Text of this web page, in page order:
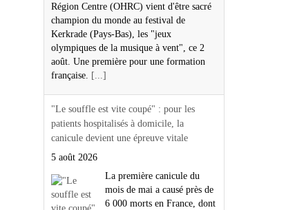
Région Centre (OHRC) vient d'être sacré
champion du monde au festival de
Kerkrade (Pays-Bas), les "jeux
olympiques de la musique à vent", ce 2
août. Une première pour une formation
française.
[...]
"Le souffle est vite coupé" : pour les
patients hospitalisés à domicile, la
canicule devient une épreuve vitale
5 août 2026
La première canicule du
mois de mai a causé près de
6 000 morts en France, dont